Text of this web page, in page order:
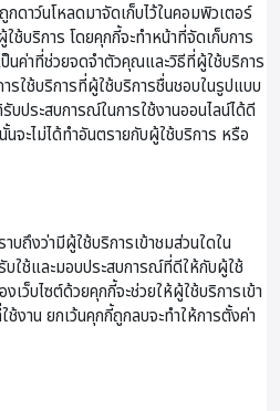
ดาว์นโหลดมาจัดเก็บไว้ในคอมพิวเตอร์
บริการ โดยคุกกี้จะทำหน้าที่จัดเก็บการ
นค่าที่ช่วยจดจำตัวคุณและวิธีที่ผู้ใช้บริการ
ารใช้บริการที่ผู้ใช้บริการชื่นชอบในรูปแบบ
บประสบการณ์ในการใช้งานออนไลน์ได้ดี
จะไม่ได้ทำอันตรายกับผู้ใช้บริการ หรือ
ถึงว่ามีผู้ใช้บริการเข้าชมส่วนใดใน
บใช้และมอบประสบการณ์ที่ดีให้กับผู้ใช้
เว็บไซต์ด้วยคุกกี้จะช่วยให้ผู้ใช้บริการเข้า
งาน ยกเว้นคุกกี้ถูกลบจะทำให้การตั้งค่า